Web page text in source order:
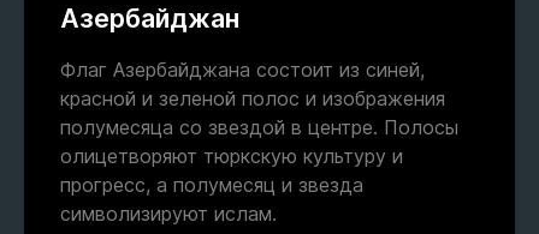
Азербайджан
Флаг Азербайджана состоит из синей,
красной и зеленой полос и изображения
полумесяца со звездой в центре. Полосы
олицетворяют тюркскую культуру и
прогресс, а полумесяц и звезда
символизируют ислам.